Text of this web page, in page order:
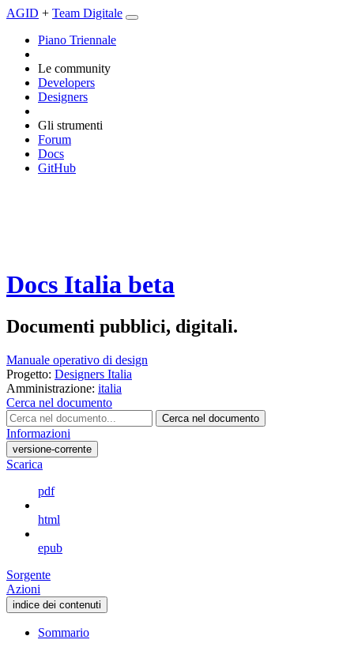
AGID + Team Digitale
Piano Triennale
Le community
Developers
Designers
Gli strumenti
Forum
Docs
GitHub
Docs Italia beta
Documenti pubblici, digitali.
Manuale operativo di design
Progetto: Designers Italia
Amministrazione: italia
Cerca nel documento
Cerca nel documento
Informazioni
versione-corrente
Scarica
pdf
html
epub
Sorgente
Azioni
indice dei contenuti
Sommario